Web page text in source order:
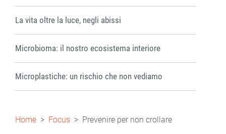
La vita oltre la luce, negli abissi
Microbioma: il nostro ecosistema interiore
Microplastiche: un rischio che non vediamo
Briciole
Home Focus Prevenire per non crollare